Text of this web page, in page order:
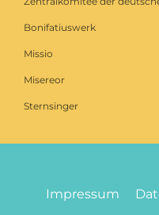
Bonifatiuswerk
Missio
Misereor
Sternsinger
Impressum